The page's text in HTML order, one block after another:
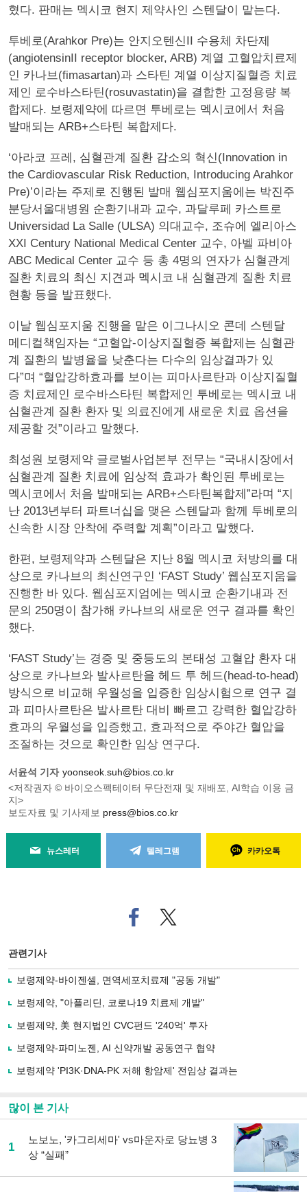
혔다. 판매는 멕시코 현지 제약사인 스텐달이 맡는다.
투베로(Arahkor Pre)는 안지오텐신II 수용체 차단제
(angiotensinII receptor blocker, ARB) 계열 고혈압치료제
인 카나브(fimasartan)과 스타틴 계열 이상지질혈증 치료
제인 로수바스타틴(rosuvastatin)을 결합한 고정용량 복
합제다. 보령제약에 따르면 투베로는 멕시코에서 처음
발매되는 ARB+스타틴 복합제다.
‘아라코 프레, 심혈관계 질환 감소의 혁신(Innovation in
the Cardiovascular Risk Reduction, Introducing Arahkor
Pre)’이라는 주제로 진행된 발매 웹심포지움에는 박진주
분당서울대병원 순환기내과 교수, 과달루페 카스트로
Universidad La Salle (ULSA) 의대교수, 조슈에 엘리아스
XXI Century National Medical Center 교수, 아벨 파비아
ABC Medical Center 교수 등 총 4명의 연자가 심혈관계
질환 치료의 최신 지견과 멕시코 내 심혈관계 질환 치료
현황 등을 발표했다.
이날 웹심포지움 진행을 맡은 이그나시오 콘데 스텐달
메디컬책임자는 “고혈압-이상지질혈증 복합제는 심혈관
계 질환의 발병율을 낮춘다는 다수의 임상결과가 있
다”며 “혈압강하효과를 보이는 피마사르탄과 이상지질혈
증 치료제인 로수바스타틴 복합제인 투베로는 멕시코 내
심혈관계 질환 환자 및 의료진에게 새로운 치료 옵션을
제공할 것”이라고 말했다.
최성원 보령제약 글로벌사업본부 전무는 “국내시장에서
심혈관계 질환 치료에 임상적 효과가 확인된 투베로는
멕시코에서 처음 발매되는 ARB+스타틴복합제”라며 “지
난 2013년부터 파트너십을 맺은 스텐달과 함께 투베로의
신속한 시장 안착에 주력할 계획”이라고 말했다.
한편, 보령제약과 스텐달은 지난 8월 멕시코 처방의를 대
상으로 카나브의 최신연구인 ‘FAST Study’ 웹심포지움을
진행한 바 있다. 웹심포지엄에는 멕시코 순환기내과 전
문의 250명이 참가해 카나브의 새로운 연구 결과를 확인
했다.
‘FAST Study’는 경증 및 중등도의 본태성 고혈압 환자 대
상으로 카나브와 발사르탄을 헤드 투 헤드(head-to-head)
방식으로 비교해 우월성을 입증한 임상시험으로 연구 결
과 피마사르탄은 발사르탄 대비 빠르고 강력한 혈압강하
효과의 우월성을 입증했고, 효과적으로 주야간 혈압을
조절하는 것으로 확인한 임상 연구다.
서윤석 기자 yoonseok.suh@bios.co.kr
<저작권자 © 바이오스펙테이터 무단전재 및 재배포, AI학습 이용 금
지>
보도자료 및 기사제보 press@bios.co.kr
뉴스레터 텔레그램 카카오톡
페
이
로
기
사
유
기
트위
터로
관련기사
보령제약-바이젠셀, 면역세포치료제 "공동 개발"
보령제약, "아플리딘, 코로나19 치료제 개발"
보령제약, 美 현지법인 CVC펀드 '240억' 투자
보령제약-파미노젠, AI 신약개발 공동연구 협약
보령제약 'PI3K·DNA-PK 저해 항암제' 전임상 결과는
많이 본 기사
1
노보노, '카그리세마' vs마운자로 당뇨병 3
상 “실패”